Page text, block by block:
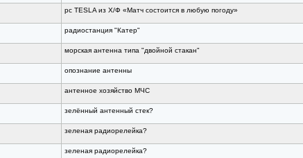
рс TESLA из Х/Ф «Матч состоится в любую погоду»
радиостанция "Катер"
морская антенна типа "двойной стакан"
опознание антенны
антенное хозяйство МЧС
зелённый антенный стек?
зеленая радиорелейка?
зеленая радиорелейка?